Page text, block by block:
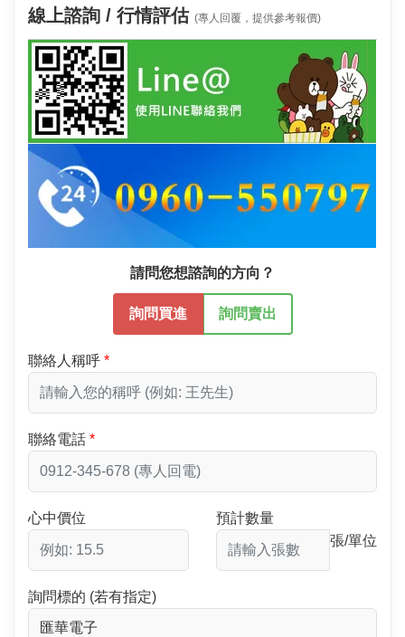
線上諮詢 / 行情評估 (專人回覆，提供參考報價)
請問您想諮詢的方向？
詢問買進 詢問賣出
聯絡人稱呼
聯絡電話
心中價位
預計數量
張/單位
詢問標的 (若有指定)